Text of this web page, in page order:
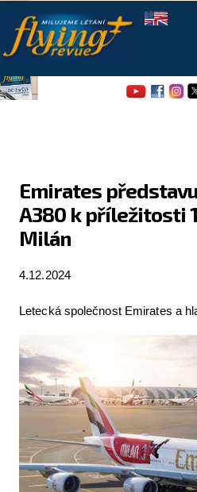
Emirates
A380 k příležitosti
Milán
4.12.2024
Letecká společnost Emirates a
Flying
Pro
Série &
Aktuální FR
Letecká
VFR